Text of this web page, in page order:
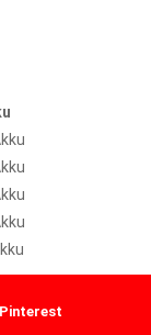
Pinterest